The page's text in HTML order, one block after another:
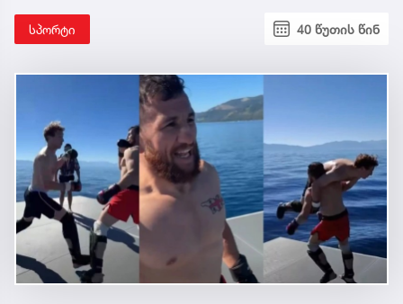
სპორტი 40 წუთის წინ